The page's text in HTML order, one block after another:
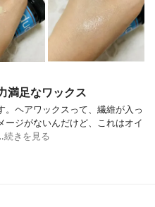
満足なワックス
。ヘアワックスって、繊維が入っ
ージがないんだけど、これはオイ
続きを見る